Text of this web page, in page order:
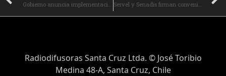
Radiodifusoras Santa Cruz Ltda. © José Toribio
Medina 48-A, Santa Cruz, Chile